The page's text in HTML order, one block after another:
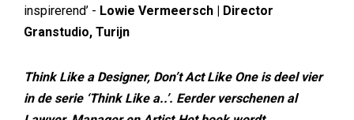
inspirerend’ - Lowie Vermeersch | Director
Granstudio, Turijn
Think Like a Designer, Don’t Act Like One is deel vier
in de serie ‘Think Like a..’. Eerder verschenen al